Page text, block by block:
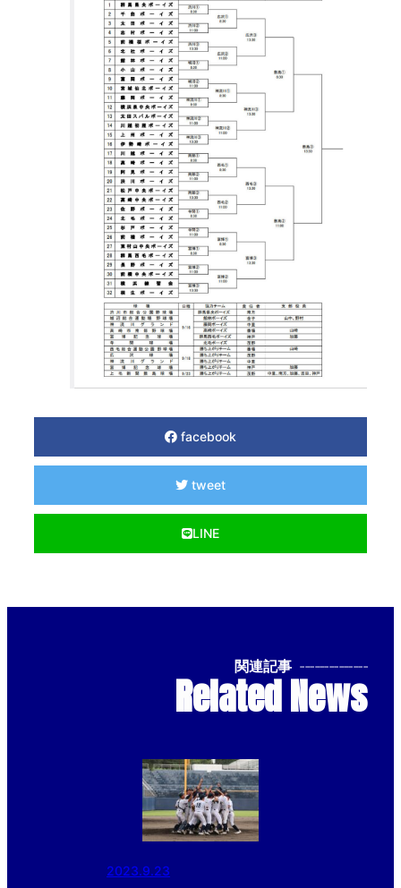
facebook
tweet
LINE
関連記事 --------------
Related News
2023.9.23